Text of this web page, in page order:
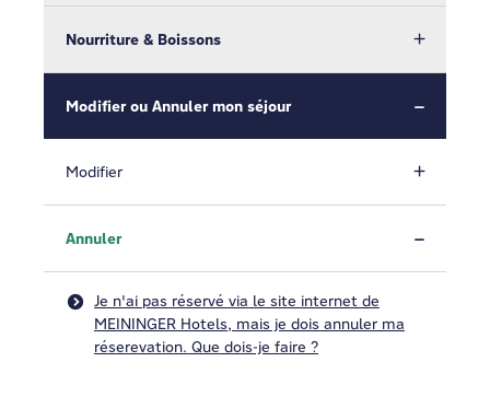
Nourriture & Boissons
Modifier ou Annuler mon séjour
Modifier
Annuler
Je n'ai pas réservé via le site internet de
MEININGER Hotels, mais je dois annuler ma
réserevation. Que dois-je faire ?